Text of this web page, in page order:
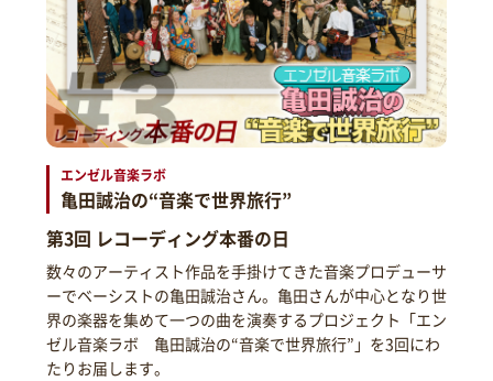
エンゼル音楽ラボ
亀田誠治の“音楽で世界旅行”
第3回 レコーディング本番の日
数々のアーティスト作品を手掛けてきた音楽プロデューサ
ーでベーシストの亀田誠治さん。亀田さんが中心となり世
界の楽器を集めて一つの曲を演奏するプロジェクト「エン
ゼル音楽ラボ 亀田誠治の“音楽で世界旅行”」を3回にわ
たりお届します。